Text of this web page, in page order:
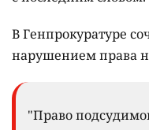
В Генпрокуратуре
нарушением права
"Право